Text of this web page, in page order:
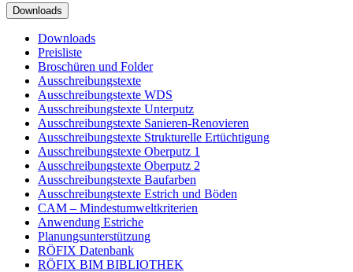
Downloads
Downloads
Preisliste
Broschüren und Folder
Ausschreibungstexte
Ausschreibungstexte WDS
Ausschreibungstexte Unterputz
Ausschreibungstexte Sanieren-Renovieren
Ausschreibungstexte Strukturelle Ertüchtigung
Ausschreibungstexte Oberputz 1
Ausschreibungstexte Oberputz 2
Ausschreibungstexte Baufarben
Ausschreibungstexte Estrich und Böden
CAM – Mindestumweltkriterien
Anwendung Estriche
Planungsunterstützung
RÖFIX Datenbank
RÖFIX BIM BIBLIOTHEK